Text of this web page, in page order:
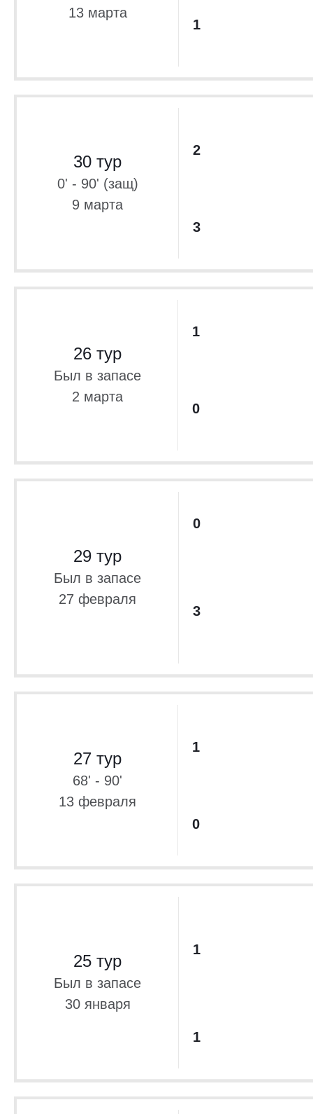
13 марта
1
30 тур
0' - 90' (защ)
9 марта
2
3
26 тур
Был в запасе
2 марта
1
0
29 тур
Был в запасе
27 февраля
0
3
27 тур
68' - 90'
13 февраля
1
0
25 тур
Был в запасе
30 января
1
1